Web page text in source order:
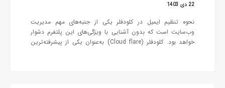
22 دی 1403
نحوه تنظیم ایمیل در کلودفلر یکی از جنبه‌های مهم مدیریت
وب‌سایت است که بدون آشنایی با ویژگی‌های این پلتفرم دشوار
خواهد بود. کلودفلر (Cloud flare) به‌عنوان یکی از پیشرفته‌ترین